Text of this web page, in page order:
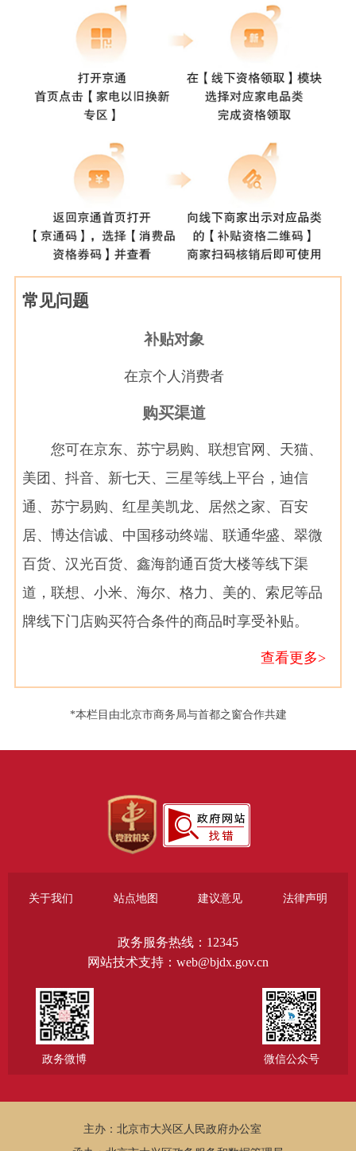
常见问题
补贴对象
在京个人消费者
购买渠道
您可在京东、苏宁易购、联想官网、天猫、
美团、抖音、新七天、三星等线上平台，迪信
通、苏宁易购、红星美凯龙、居然之家、百安
居、博达信诚、中国移动终端、联通华盛、翠微
百货、汉光百货、鑫海韵通百货大楼等线下渠
道，联想、小米、海尔、格力、美的、索尼等品
牌线下门店购买符合条件的商品时享受补贴。
查看更多>
*本栏目由北京市商务局与首都之窗合作共建
关于我们 站点地图 建议意见 法律声明
政务服务热线：12345
网站技术支持：web@bjdx.gov.cn
政务微博 微信公众号
主办：北京市大兴区人民政府办公室